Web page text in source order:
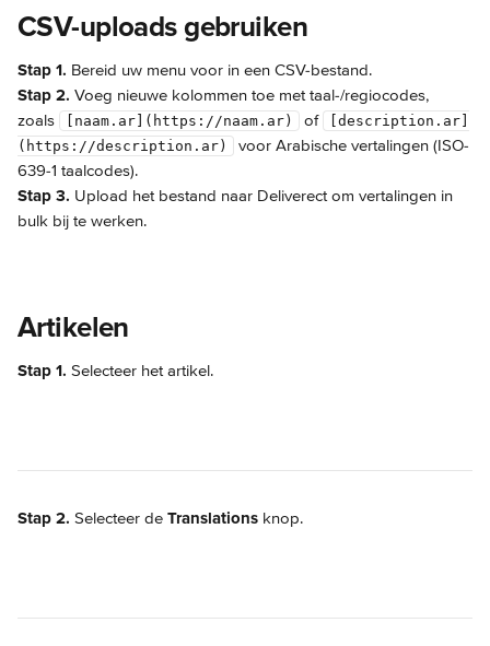
CSV-uploads gebruiken
Stap 1. Bereid uw menu voor in een CSV-bestand.
Stap 2. Voeg nieuwe kolommen toe met taal-/regiocodes,
zoals
[naam.ar](https://naam.ar) of
[description.ar]
(https://description.ar)
voor Arabische vertalingen (ISO-
639-1 taalcodes).
Stap 3. Upload het bestand naar Deliverect om vertalingen in
bulk bij te werken.
Artikelen
Stap 1. Selecteer het artikel.
Stap 2. Selecteer de Translations knop.